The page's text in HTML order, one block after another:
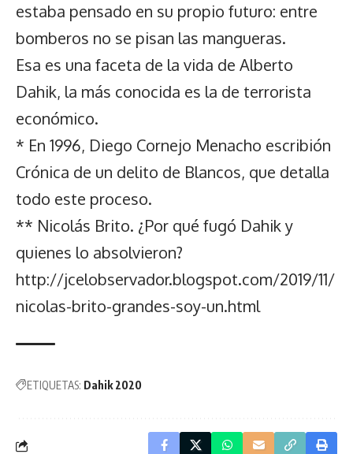
estaba pensado en su propio futuro: entre
bomberos no se pisan las mangueras.
Esa es una faceta de la vida de Alberto
Dahik, la más conocida es la de terrorista
económico.
* En 1996, Diego Cornejo Menacho escribión
Crónica de un delito de Blancos, que detalla
todo este proceso.
** Nicolás Brito. ¿Por qué fugó Dahik y
quienes lo absolvieron?
http://jcelobservador.blogspot.com/2019/11/
nicolas-brito-grandes-soy-un.html
ETIQUETAS: Dahik 2020